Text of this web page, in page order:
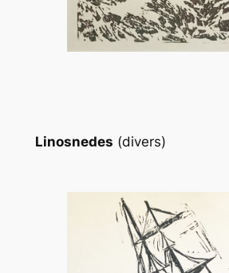
Linosnedes (divers)